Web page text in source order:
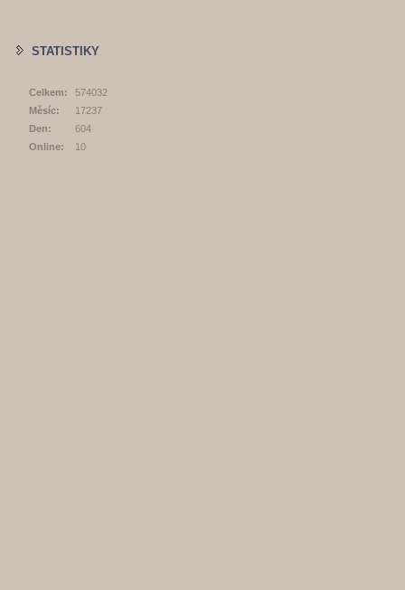
STATISTIKY
Online: 10
Celkem:
574032
Měsíc:
17237
Den:
604